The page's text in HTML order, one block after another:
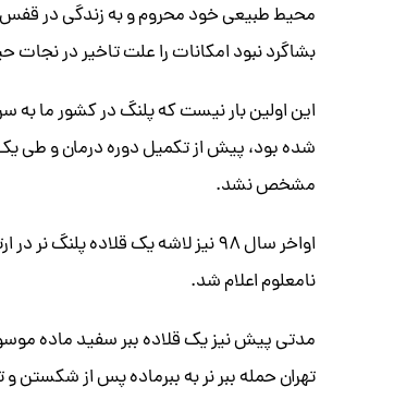
محیط طبیعی خود محروم و به زندگی در
بشاگرد نبود امکانات را علت تاخیر در نجات
این اولین بار نیست که پلنگ در کشور ما به
شده بود، پیش از تکمیل دوره درمان و طی
مشخص نشد.
اواخر سال ۹۸ نیز لاشه یک قلاده
نامعلوم اعلام شد.
مدتی پیش نیز یک قلاده ببر سفید ماده
تهران حمله ببر نر به ببرماده پس از شکستن